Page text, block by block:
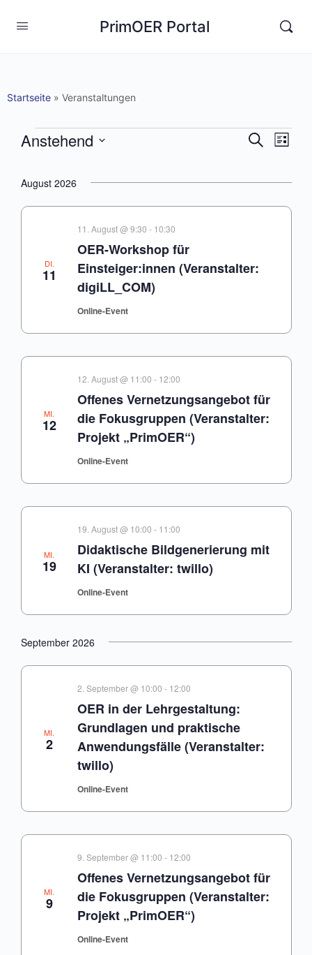
PrimOER Portal
Startseite » Veranstaltungen
und
SucheListe
Anstehend
wählen.
August 2026
DI.
11
OER-Workshop für
Einsteiger:innen (Veranstalter:
digiLL_COM)
11. August @ 9:30 - 10:30
Online-Event
MI.
12
Offenes Vernetzungsangebot für
die Fokusgruppen (Veranstalter:
Projekt „PrimOER“)
12. August @ 11:00 - 12:00
Online-Event
MI.
19
Didaktische Bildgenerierung mit
KI (Veranstalter: twillo)
19. August @ 10:00 - 11:00
Online-Event
September 2026
MI.
2
OER in der Lehrgestaltung:
Grundlagen und praktische
Anwendungsfälle (Veranstalter:
twillo)
2. September @ 10:00 - 12:00
Online-Event
MI.
9
Offenes Vernetzungsangebot für
die Fokusgruppen (Veranstalter:
Projekt „PrimOER“)
9. September @ 11:00 - 12:00
Online-Event